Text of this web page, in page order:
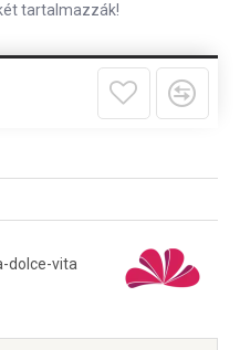
dolce-vita
tartalmazzák!